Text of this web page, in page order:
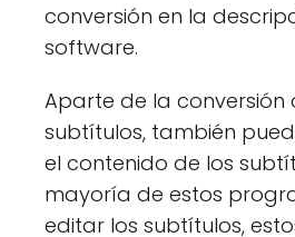
conversión en la
software.
Aparte de la conversión
subtítulos, también
el contenido de los
mayoría de estos
editar los subtítulos,